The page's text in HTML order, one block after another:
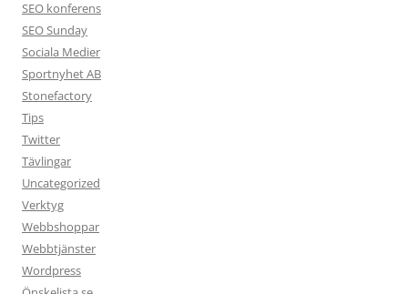
SEO konferens
SEO Sunday
Sociala Medier
Sportnyhet AB
Stonefactory
Tips
Twitter
Tävlingar
Uncategorized
Verktyg
Webbshoppar
Webbtjänster
Wordpress